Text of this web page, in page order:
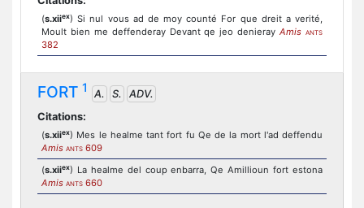
(s.xiiex) Si nul vous ad de moy counté For que dreit a verité,
Moult bien me deffenderay Devant qe jeo denierayAmis ANTS
382
FORT 1 A. S.
ADV.
Citations:
(s.xiiex) Mes le healme tant fort fu Qe de la mort l'ad deffendu
Amis ANTS 609
(s.xiiex) La healme del coup enbarra, Qe Amillioun fort estona
Amis ANTS 660